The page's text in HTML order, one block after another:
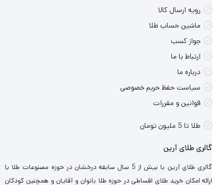
رویه ارسال کالا
ماشین حساب طلا
جواز کسب
ارتباط با ما
درباره ما
سیاست حفظ حریم خصوصی
قوانین و مقررات
طلا تا 5 ملیون تومان
گالری طلای آرین
گالری طلای آرین با بیش از 5 سال سابقه درخشان در حوزه مصنوعات طلا با
ارائه امکان خرید طلای اقساطی در حوزه طلا بانوان و آقایان و همچنین کودکان